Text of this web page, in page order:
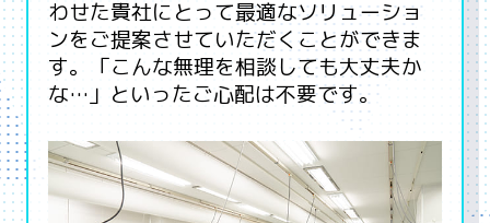
わせた貴社にとって最適なソリューショ
ンをご提案させていただくことができま
す。「こんな無理を相談しても大丈夫か
な…」といったご心配は不要です。